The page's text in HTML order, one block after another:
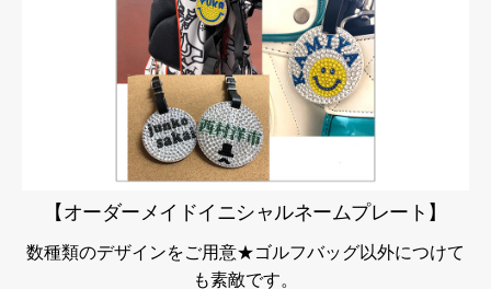
【オーダーメイドイニシャルネームプレート】
数種類のデザインをご用意★ゴルフバッグ以外につけて
も素敵です。